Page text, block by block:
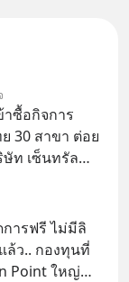
าซื้อกิจการ
30 สาขา ต่อย
ษัท เซ็นทรัล
ฯ ว่า บริษัท
ซึ่งเป็น
งทางตรงและ
การฟรี ไม่มีลิ
ล้ว.. กองทุนที่
Point ใหญ่